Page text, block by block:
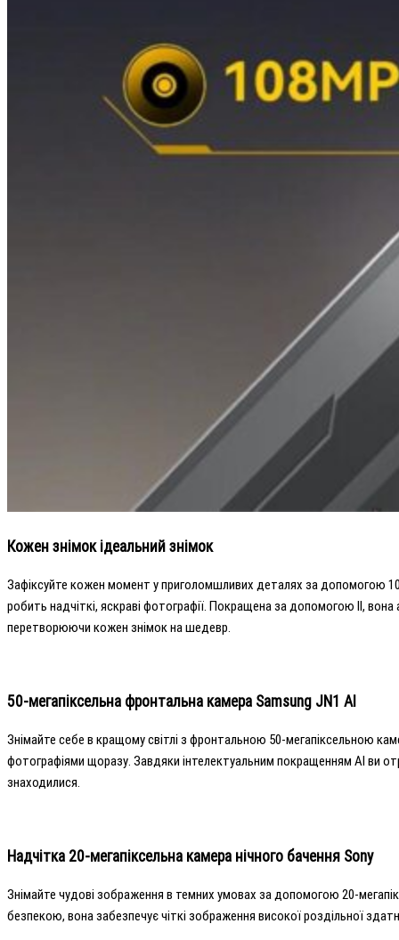
Кожен знімок ідеальний знімок
Зафіксуйте кожен момент у приголомшливих деталях за допомогою
робить надчіткі, яскраві фотографії. Покращена за допомогою ІІ,
перетворюючи кожен знімок на шедевр.
50-мегапіксельна фронтальна камера Samsung JN1 AI
Знімайте себе в кращому світлі з фронтальною 50-мегапіксельною
фотографіями щоразу. Завдяки інтелектуальним покращенням AI ви
знаходилися.
Надчітка 20-мегапіксельна камера нічного бачення Sony
Знімайте чудові зображення в темних умовах за допомогою 20-
безпекою, вона забезпечує чіткі зображення високої роздільної